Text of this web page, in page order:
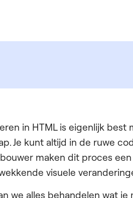
in HTML is eigenlijk best
Je kunt altijd in de ruwe
maken dit proces
visuele
we alles behandelen wat je